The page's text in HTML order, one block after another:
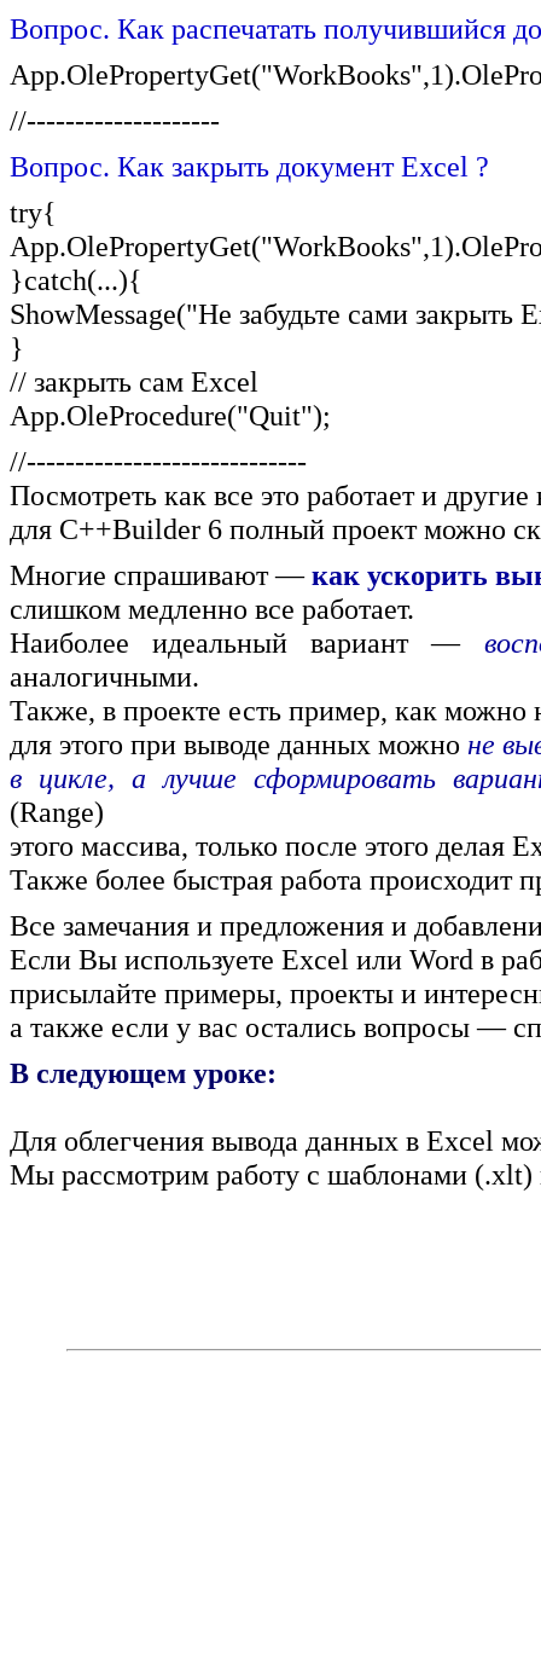
Вопрос. Как распечатать получившийся
//--------------------
Вопрос. Как закрыть документ Excel ?
try{
}catch(...){
ShowMessage("Не забудьте сами закрыть
}
// закрыть сам Excel
App.OleProcedure("Quit");
//-----------------------------
Посмотреть как все это работает и
для C++Builder 6 полный проект можно
Многие спрашивают —как ускорить
слишком медленно все работает.
Наиболее идеальный вариант —
аналогичными.
Также, в проекте есть пример, как можно
для этого при выводе данных можно не
в цикле, а лучше сформировать
(Range)
этого массива, только после этого делая
Также более быстрая работа происходит
Все замечания и предложения и
Если Вы используете Excel или Word в
присылайте примеры, проекты и
а также если у вас остались вопросы —
В следующем уроке:
Для облегчения вывода данных в Excel
Мы рассмотрим работу с шаблонами (.xlt)